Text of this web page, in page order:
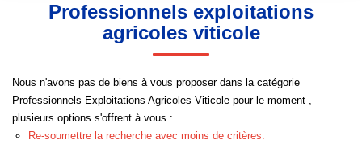
NOTRE AGENCE
Notre Équipe
Type de bien
Surface min
Créer une alerte
Professionnels exploitations
agricoles viticole
Nous n'avons pas de biens à vous proposer dans la catégorie
Professionnels Exploitations Agricoles Viticole pour le moment ,
plusieurs options s'offrent à vous :
Re-soumettre la recherche avec moins de critères.